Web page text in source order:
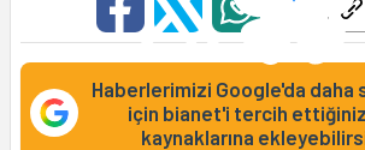
Haberlerimizi Google'da daha
için bianet'i tercih
kaynaklarına